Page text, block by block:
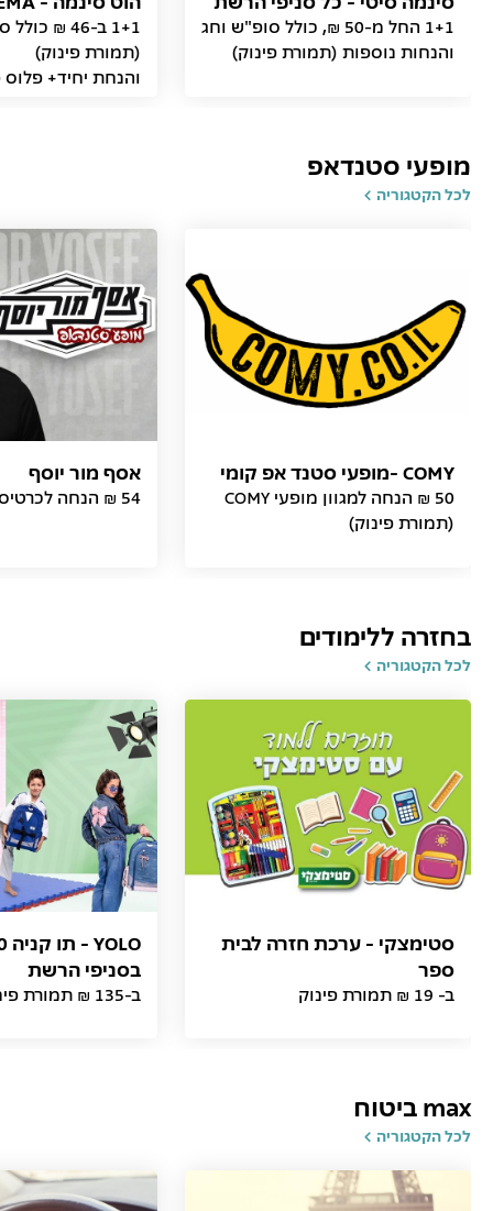
1+1 החל מ-50 ₪, כולל סופ"ש וחג
והנחות נוספות (תמורת פינוק)
1+1 ב-46 ₪
והנחת יחיד+ פלוס
מופעי סטנדאפ
לכל הקטגוריה
COMY -מופעי סטנד אפ קומי
50 ₪ הנחה למגוון מופעי COMY
(תמורת פינוק)
אסף מור יוסף
54 ₪ הנחה לכרטיס (תמורת פינוק)
בחזרה ללימודים
לכל הקטגוריה
סטימצקי - ערכת חזרה לבית
ספר
ב- 19 ₪ תמורת פינוק
בסניפי הרשת
ב-135 ₪ תמורת פינוק
max ביטוח
לכל הקטגוריה